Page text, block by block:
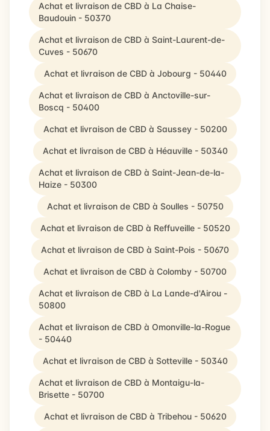
Achat et livraison de CBD à La Chaise-
Baudouin - 50370
Achat et livraison de CBD à Saint-Laurent-de-
Cuves - 50670
Achat et livraison de CBD à Jobourg - 50440
Achat et livraison de CBD à Anctoville-sur-
Boscq - 50400
Achat et livraison de CBD à Saussey - 50200
Achat et livraison de CBD à Héauville - 50340
Achat et livraison de CBD à Saint-Jean-de-la-
Haize - 50300
Achat et livraison de CBD à Soulles - 50750
Achat et livraison de CBD à Reffuveille - 50520
Achat et livraison de CBD à Saint-Pois - 50670
Achat et livraison de CBD à Colomby - 50700
Achat et livraison de CBD à La Lande-d'Airou -
50800
Achat et livraison de CBD à Omonville-la-Rogue
- 50440
Achat et livraison de CBD à Sotteville - 50340
Achat et livraison de CBD à Montaigu-la-
Brisette - 50700
Achat et livraison de CBD à Tribehou - 50620